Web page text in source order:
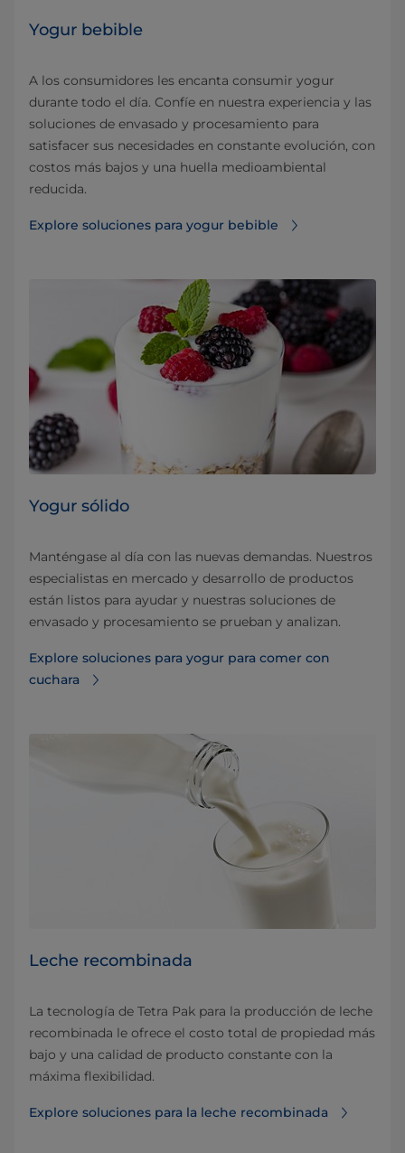
Yogur bebible
A los consumidores les encanta consumir yogur
durante todo el día. Confíe en nuestra experiencia y las
soluciones de envasado y procesamiento para
satisfacer sus necesidades en constante evolución, con
costos más bajos y una huella medioambiental
reducida.
Explore soluciones para yogur bebible
Yogur sólido
Manténgase al día con las nuevas demandas. Nuestros
especialistas en mercado y desarrollo de productos
están listos para ayudar y nuestras soluciones de
envasado y procesamiento se prueban y analizan.
Explore soluciones para yogur para comer con
cuchara
Leche recombinada
La tecnología de Tetra Pak para la producción de leche
recombinada le ofrece el costo total de propiedad más
bajo y una calidad de producto constante con la
máxima flexibilidad.
Explore soluciones para la leche recombinada